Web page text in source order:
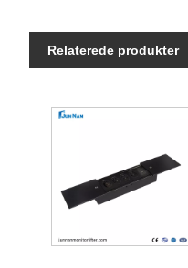
Relaterede produkter